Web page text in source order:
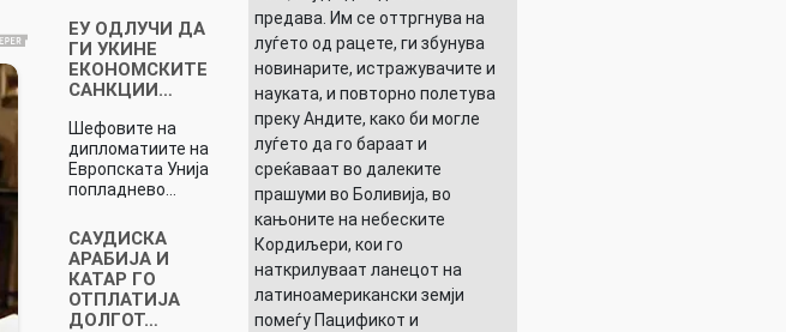
ЕУ ОДЛУЧИ ДА
ГИ УКИНЕ
ЕКОНОМСКИТЕ
САНКЦИИ…
Шефовите на
дипломатиите на
Европската Унија
попладнево…
САУДИСКА
АРАБИЈА И
КАТАР ГО
ОТПЛАТИЈА
ДОЛГОТ…
предава. Им се оттргнува на
луѓето од рацете, ги збунува
новинарите, истражувачите и
науката, и повторно полетува
преку Андите, како би могле
луѓето да го бараат и
среќаваат во далеките
прашуми во Боливија, во
кањоните на небеските
Кордиљери, кои го
наткрилуваат ланецот на
латиноамерикански земји
помеѓу Пацификот и